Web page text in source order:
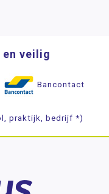
veilig
Bancontact
praktijk, bedrijf *)